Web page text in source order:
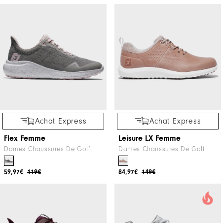
Achat Express
Flex Femme
Dames Chaussures De Golf
119€
59,97€
Achat Express
Leisure LX Femme
Dames Chaussures De Golf
149€
84,97€